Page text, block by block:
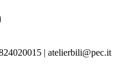
| atelierbili@pec.it